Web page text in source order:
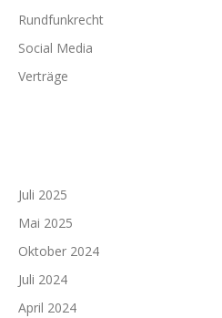
Rundfunkrecht
Social Media
Verträge
Juli 2025
Mai 2025
Oktober 2024
Juli 2024
April 2024